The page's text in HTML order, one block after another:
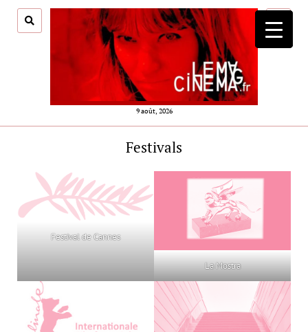
9 août, 2026
menu
Festivals
Festival de Cannes
La Mostra